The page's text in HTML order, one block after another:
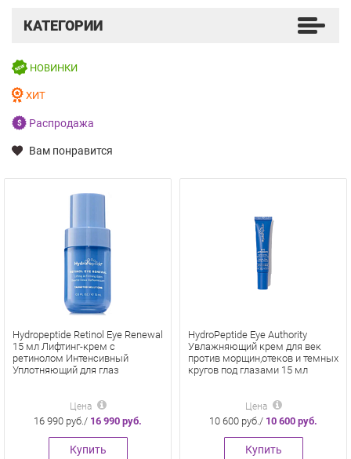
КАТЕГОРИИ
НОВИНКИ
ХИТ
Распродажа
Вам понравится
Hydropeptide Retinol Eye Renewal
15 мл Лифтинг-крем с
ретинолом Интенсивный
Уплотняющий для глаз
Цена
16 990 руб./ 16 990 руб.
Купить
HydroPeptide Eye Authority
Увлажняющий крем для век
против морщин,отеков и темных
кругов под глазами 15 мл
Цена
10 600 руб./ 10 600 руб.
Купить